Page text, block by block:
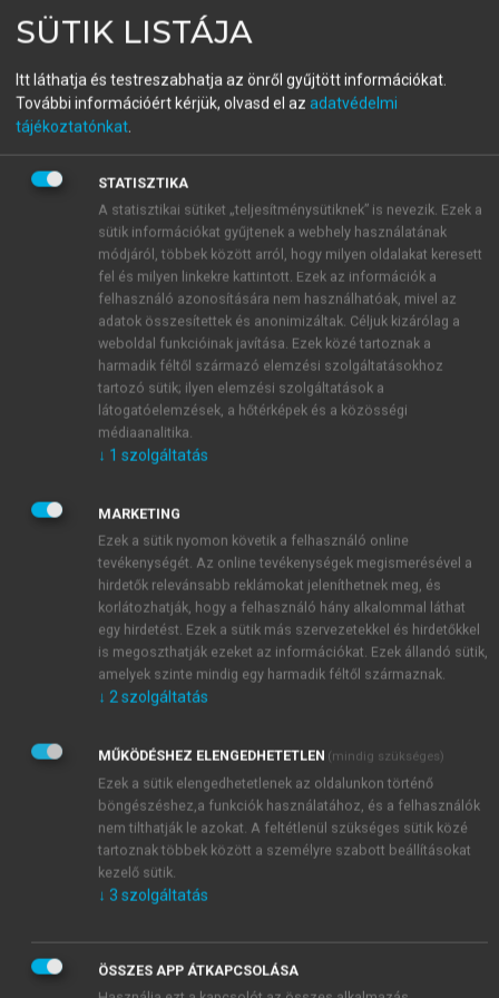
Logisztikai döntések
Fókuszban a disztribúció
menu_book OLVASÁS
Feldolgozást segítő kérdések
Milyen kiváltó okai lehetnek az
ostorcsapáshatásnak?
Ismertesse a közös tervezés és előrejelzés
szerepét az ostorcsapáshatás csökkentésében!
Miben különbözik a beszállítók által vezérelt
készletek (VMI) elve a konszignációs
raktározástól?
Hogyan épül fel az Efficient Customer Response
(ECR) módszere?
Mi a szerepe a disztribúciós láncban az ECR-
SÜTIK LISTÁJA
Itt láthatja és testreszabhatja az önről gyűjtött információkat.
További információért kérjük, olvasd el az adatvédelmi
tájékoztatónkat.
STATISZTIKA
A statisztikai sütiket „teljesítménysütiknek” is nevezik. Ezek a
sütik információkat gyűjtenek a webhely használatának
módjáról, többek között arról, hogy milyen oldalakat keresett
fel és milyen linkekre kattintott. Ezek az információk a
felhasználó azonosítására nem használhatóak, mivel az
adatok összesítettek és anonimizáltak. Céljuk kizárólag a
weboldal funkcióinak javítása. Ezek közé tartoznak a
harmadik féltől származó elemzési szolgáltatásokhoz
tartozó sütik; ilyen elemzési szolgáltatások a
látogatóelemzések, a hőtérképek és a közösségi
médiaanalitika.
↓ 1 szolgáltatás
MARKETING
Ezek a sütik nyomon követik a felhasználó online
tevékenységét. Az online tevékenységek megismerésével a
hirdetők relevánsabb reklámokat jeleníthetnek meg, és
korlátozhatják, hogy a felhasználó hány alkalommal láthat
egy hirdetést. Ezek a sütik más szervezetekkel és hirdetőkkel
is megoszthatják ezeket az információkat. Ezek állandó sütik,
amelyek szinte mindig egy harmadik féltől származnak.
↓ 2szolgáltatás
MŰKÖDÉSHEZ ELENGEDHETETLEN (mindig szükséges)
Ezek a sütik elengedhetetlenek az oldalunkon történő
böngészéshez,a funkciók használatához, és a felhasználók
nem tilthatják le azokat. A feltétlenül szükséges sütik közé
tartoznak többek között a személyre szabott beállításokat
kezelő sütik.
↓ 3 szolgáltatás
ÖSSZES APP ÁTKAPCSOLÁSA